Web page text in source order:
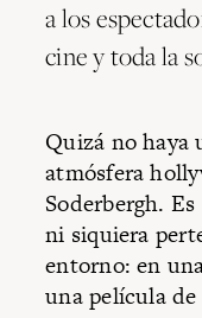
a los
cine y toda la
Quizá no haya
atmósfera
Soderbergh.
ni siquiera
entorno: en
una película